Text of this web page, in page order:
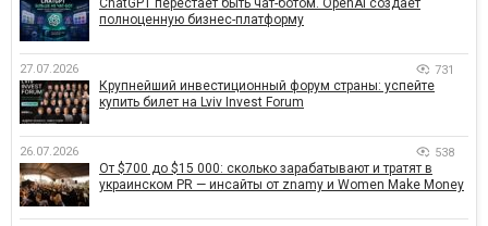
ChatGPT перестает быть чат-ботом. OpenAI создает
полноценную бизнес-платформу
27.07.2026 731
Крупнейший инвестиционный форум страны: успейте
купить билет на Lviv Invest Forum
26.07.2026 538
От $700 до $15 000: сколько зарабатывают и тратят в
украинском PR — инсайты от znamy и Women Make Money